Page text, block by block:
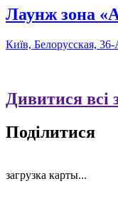
Лаунж зона
Київ, Белорусская, 36-
Дивитися всі
Поділитися
загрузка карты...